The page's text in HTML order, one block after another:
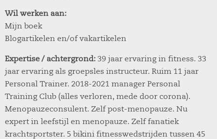
Wil werken aan:
Mijn boek
Blogartikelen en/of vakartikelen
Expertise / achtergrond: 39 jaar ervaring in fitness. 33
jaar ervaring als groepsles instructeur. Ruim 11 jaar
Personal Trainer. 2018-2021 manager Personal
Training Club (alles verloren, mede door corona).
Menopauzeconsulent. Zelf post-menopauze. Nu
expert in leefstijl en menopauze. Zelf fanatiek
krachtsportster. 5 bikini fitnesswedstrijden tussen 45